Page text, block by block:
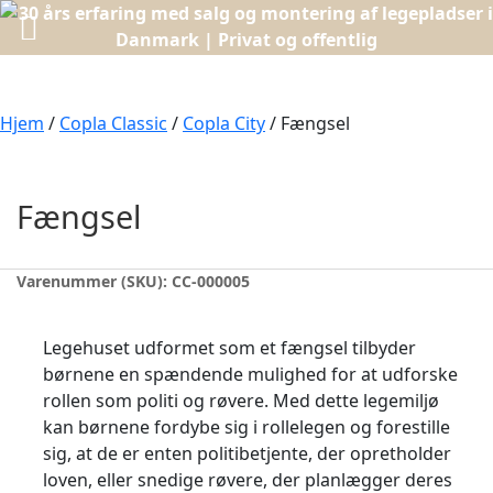
Hjem / Copla Classic / Copla City/ Fængsel
Fængsel
Varenummer (SKU): CC-000005
Legehuset udformet som et fængsel tilbyder
børnene en spændende mulighed for at udforske
rollen som politi og røvere. Med dette legemiljø
kan børnene fordybe sig i rollelegen og forestille
sig, at de er enten politibetjente, der opretholder
loven, eller snedige røvere, der planlægger deres